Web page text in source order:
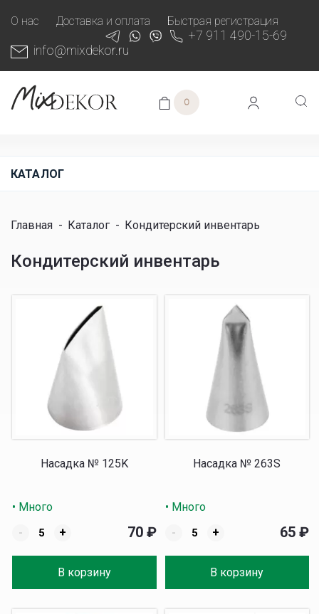
О нас Доставка и оплата Быстрая регистрация
+7 911 490-15-69
info@mixdekor.ru
0
КАТАЛОГ
Главная - Каталог - Кондитерский инвентарь
Кондитерский инвентарь
Насадка № 125K
• Много
-
+
В корзину
70 ₽
Насадка № 263S
• Много
-
+
В корзину
65 ₽